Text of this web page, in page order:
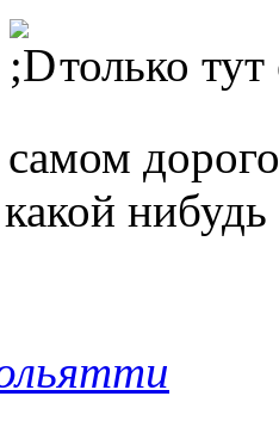
только тут
самом
какой